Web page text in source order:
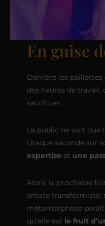
En guise
Derrière les paillettes
des heures de travail,
sacrifices.
Le public ne voit que
chaque seconde sur
expertise et une
Alors, la prochaine
artiste transformiste,
métamorphose
qu’elle est le fruit